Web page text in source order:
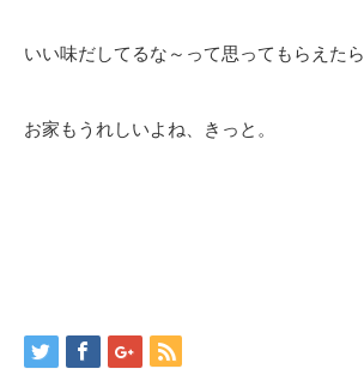
いい味だしてるな～って思ってもらえたら
お家もうれしいよね、きっと。